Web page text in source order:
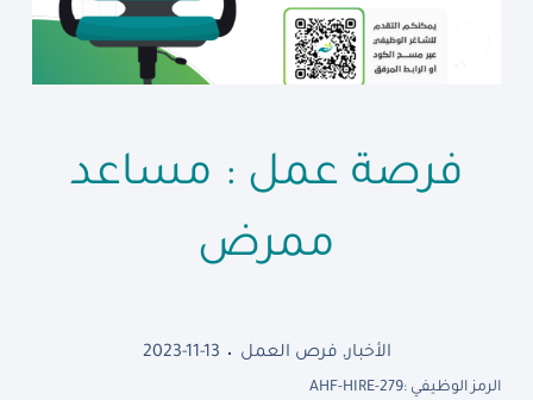
فرصة عمل : مساعد
ممرض
الأخبار, فرص العمل 2023-11-13
الرمز الوظيفي :AHF-HIRE-279